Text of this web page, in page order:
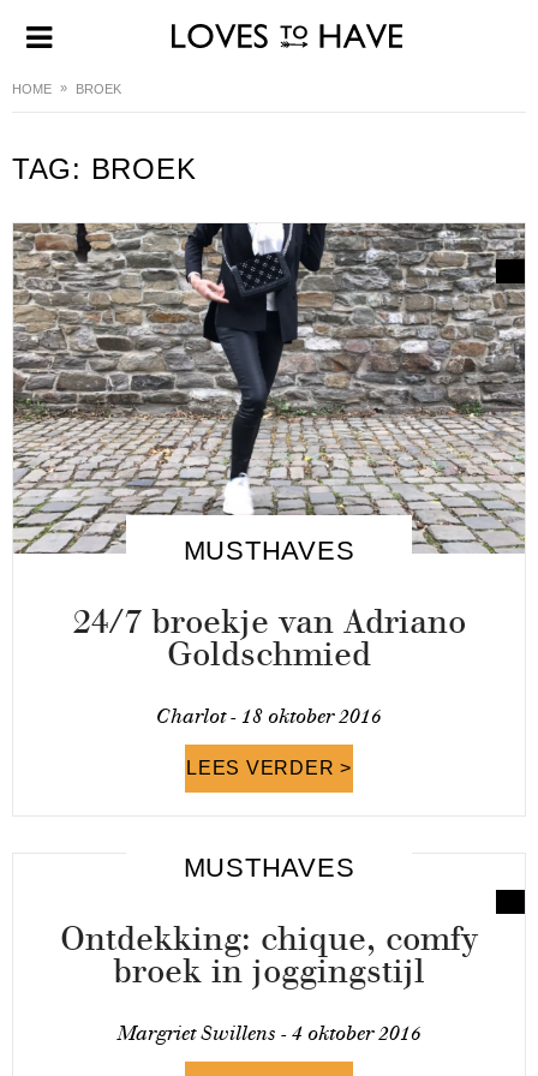
HOME BROEK
TAG: BROEK
MUSTHAVES
24/7 broekje van Adriano
Goldschmied
Charlot - 18 oktober 2016
LEES VERDER >
MUSTHAVES
Ontdekking: chique, comfy
broek in joggingstijl
Margriet Swillens - 4 oktober 2016